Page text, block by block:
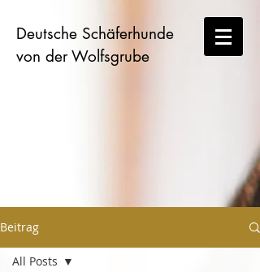
Deutsche Schäferhunde
von der Wolfsgrube
Beitrag
All Posts